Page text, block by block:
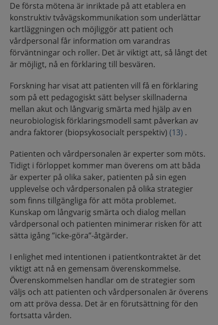
De första mötena är inriktade på att etablera en
konstruktiv tvåvägskommunikation som underlättar
kartläggningen och möjliggör att patient och
vårdpersonal får information om varandras
förväntningar och roller. Det är viktigt att, så långt det
är möjligt, nå en förklaring till besvären.
Forskning har visat att patienten vill få en förklaring
som på ett pedagogiskt sätt belyser skillnaderna
mellan akut och långvarig smärta med hjälp av en
neurobiologisk förklaringsmodell samt påverkan av
andra faktorer (biopsykosocialt perspektiv) (13) .
Patienten och vårdpersonalen är experter som möts.
Tidigt i förloppet kommer man överens om att båda
är experter på olika saker, patienten på sin egen
upplevelse och vårdpersonalen på olika strategier
som finns tillgängliga för att möta problemet.
Kunskap om långvarig smärta och dialog mellan
vårdpersonal och patienten minimerar risken för att
sätta igång ”icke-göra”-åtgärder.
I enlighet med intentionen i patientkontraktet är det
viktigt att nå en gemensam överenskommelse.
Överenskommelsen handlar om de strategier som
väljs och att patienten och vårdpersonalen är överens
om att pröva dessa. Det är en förutsättning för den
fortsatta vården.